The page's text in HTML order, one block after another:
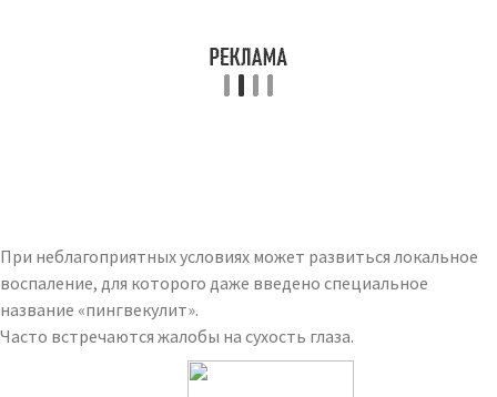
При неблагоприятных условиях может развиться локальное
воспаление, для которого даже введено специальное
название «пингвекулит».
Часто встречаются жалобы на сухость глаза.